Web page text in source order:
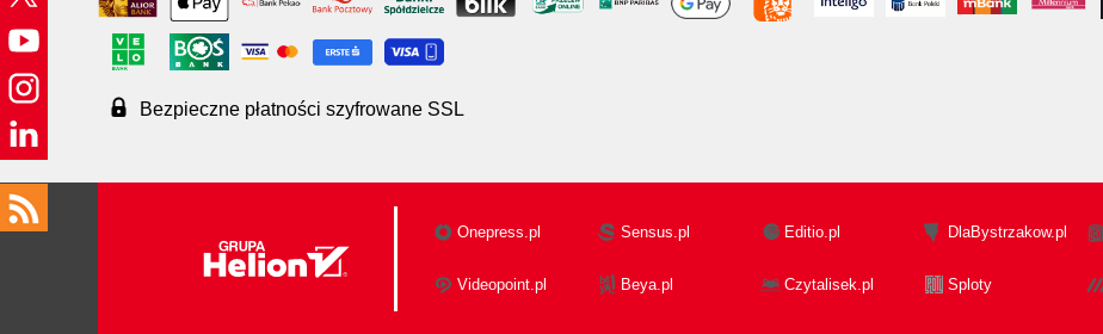
Bezpieczne płatności szyfrowane SSL
Onepress.pl Sensus.pl Editio.pl DlaBystrzakow.pl
Videopoint.pl Beya.pl Czytalisek.pl Sploty